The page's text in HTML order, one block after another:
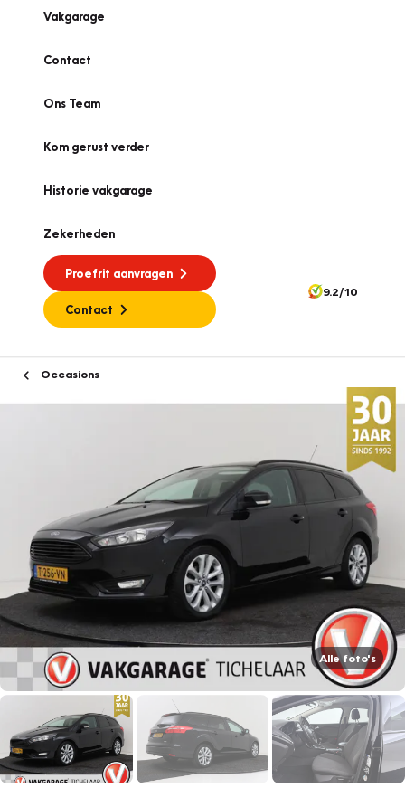
Vakgarage
Contact
Ons Team
Kom gerust verder
Historie vakgarage
Zekerheden
Proefrit aanvragen
Contact
9.2/10
Occasions
Alle foto's